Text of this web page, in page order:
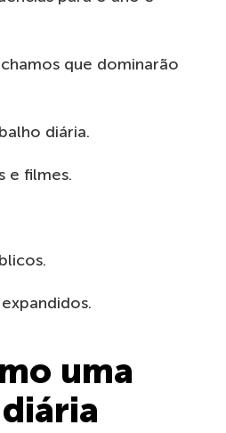
que dominarão
diária.
e filmes.
uma